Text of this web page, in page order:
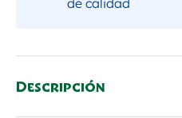
de calidad
Descripción